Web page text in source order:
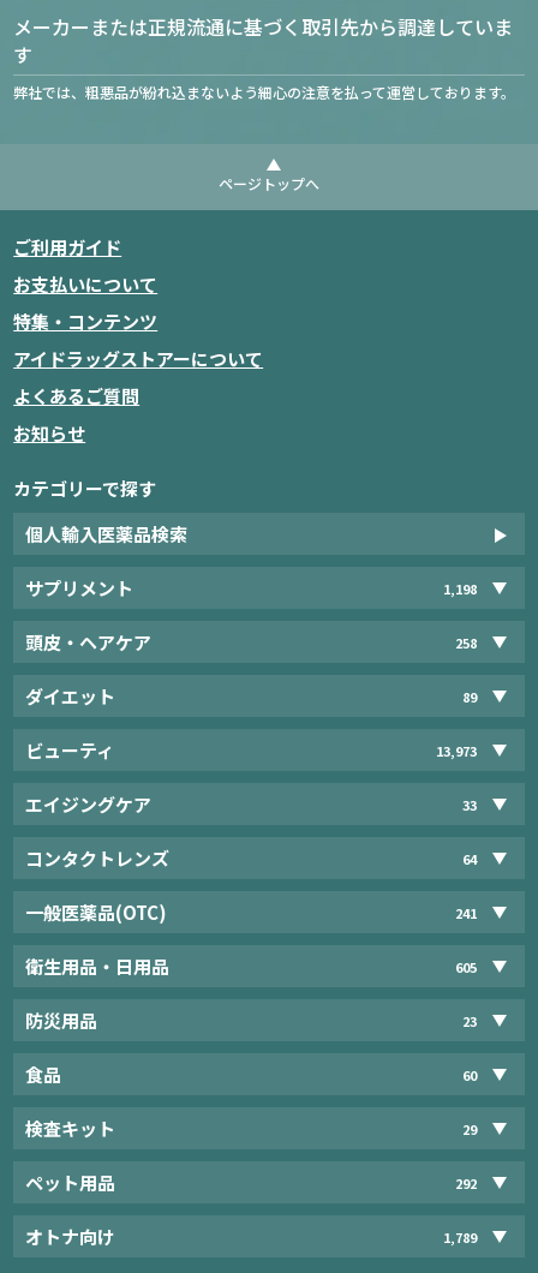
メーカーまたは正規流通に基づく取引先から調達していま
す
弊社では、粗悪品が紛れ込まないよう細心の注意を払って運営しております。
ページトップへ
ご利用ガイド
お支払いについて
特集・コンテンツ
アイドラッグストアーについて
よくあるご質問
お知らせ
カテゴリーで探す
個人輸入医薬品検索
サプリメント 1,198
頭皮・ヘアケア 258
ダイエット 89
ビューティ 13,973
エイジングケア 33
コンタクトレンズ 64
一般医薬品(OTC) 241
衛生用品・日用品 605
防災用品 23
食品 60
検査キット 29
ペット用品 292
オトナ向け 1,789